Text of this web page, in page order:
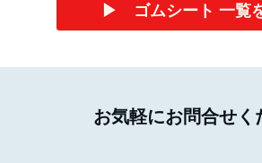
▶ ゴムシート 一覧
お気軽にお問合せく